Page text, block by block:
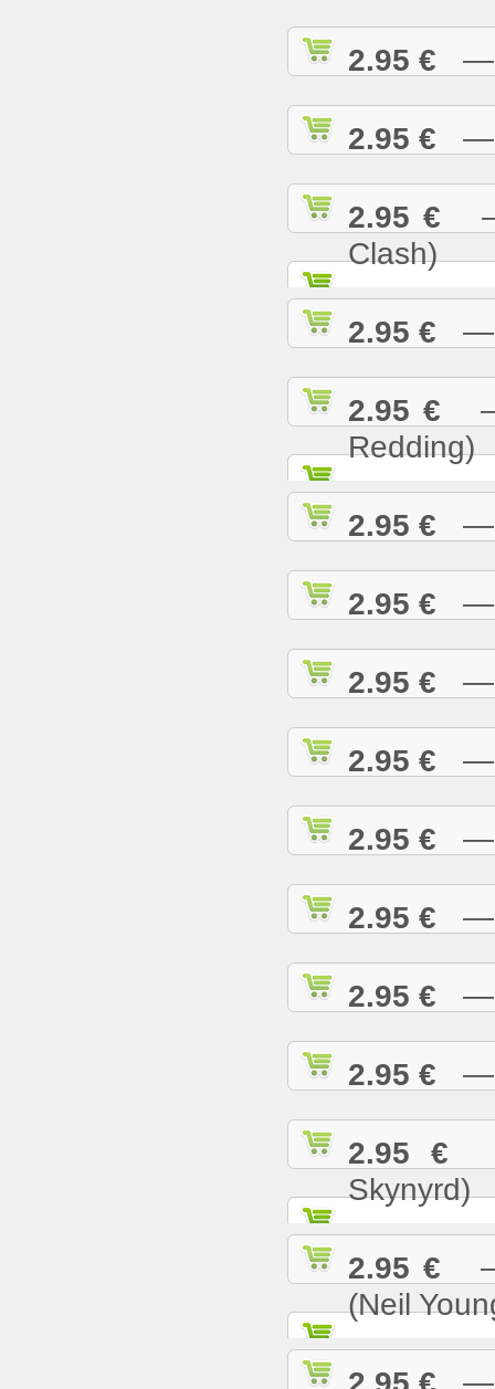
2.95 € —
2.95 € —
2.95 € —
Clash)
2.95 € —
2.95 € —
Redding)
2.95 € —
2.95 € —
2.95 € —
2.95 € —
2.95 € —
2.95 € —
2.95 € —
2.95 € —
2.95 €
Skynyrd)
2.95 € —
(Neil